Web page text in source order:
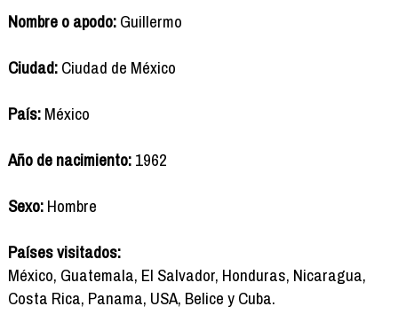
Nombre o apodo:Guillermo
Ciudad:Ciudad de México
País:México
Año de nacimiento:1962
Sexo:Hombre
Países visitados:
México, Guatemala, El Salvador, Honduras, Nicaragua,
Costa Rica, Panama, USA, Belice y Cuba.